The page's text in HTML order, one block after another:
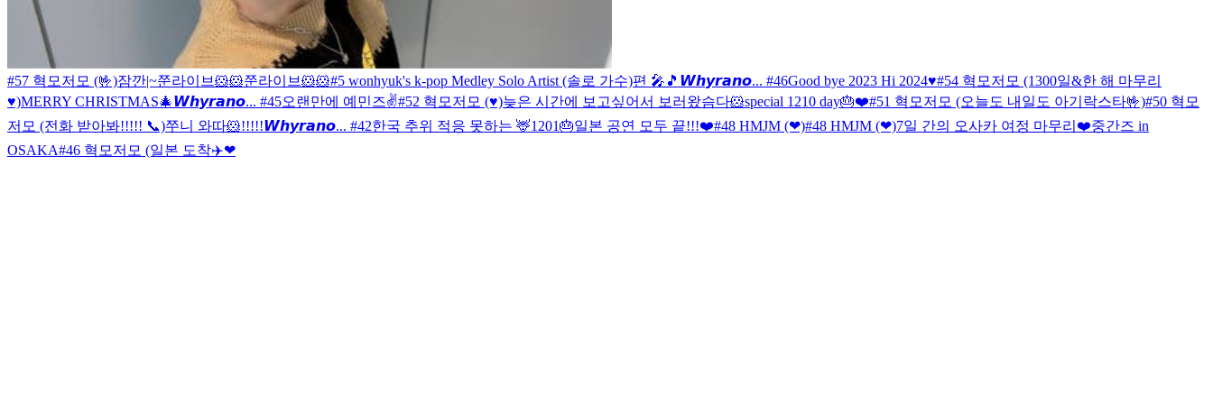
#57 혁모저모 (🤟)잠깐|~쭌라이브🐹🐹쭌라이브🐹🐹#5 wonhyuk's k-pop Medley Solo Artist (솔로 가수)편 🎤🎵 𝙒𝙝𝙮𝙧𝙖𝙣𝙤... #46Good bye 2023 Hi 2024♥#54 혁모저모 (1300일&한 해 마무리
♥)MERRY CHRISTMAS🎄𝙒𝙝𝙮𝙧𝙖𝙣𝙤... #45오랜만에 예민즈✌️#52 혁모저모 (♥)늦은 시간에 보고싶어서 보러왔슴다🐹special 1210 day🎂❤️#51 혁모저모 (오늘도 내일도 아기락스타🤟)#50 혁모
저모 (전화 받아봐!!!!! 📞)쭈니 와따🐹!!!!!𝙒𝙝𝙮𝙧𝙖𝙣𝙤... #42한국 추위 적응 못하는 🦌1201🎂일본 공연 모두 끝!!!❤️#48 HMJM (❤)#48 HMJM (❤)7일 간의 오사카 여정 마무리❤️중간즈 in
OSAKA#46 혁모저모 (일본 도착✈️❤